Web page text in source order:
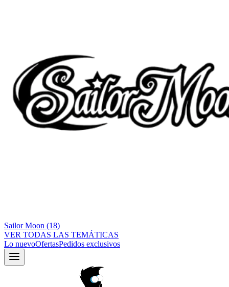
Sailor Moon (18)
VER TODAS LAS TEMÁTICAS
Lo nuevoOfertasPedidos exclusivos